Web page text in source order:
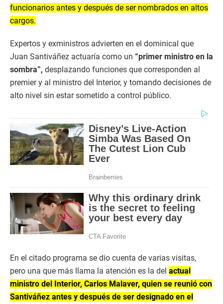
funcionarios antes y después de ser nombrados en altos
cargos.
Expertos y exministros advierten en el dominical que
Juan Santiváñez actuaría como un “primer ministro en la
sombra”, desplazando funciones que corresponden al
premier y al ministro del Interior, y tomando decisiones de
alto nivel sin estar sometido a control público.
En el citado programa se dio cuenta de varias visitas,
pero una que más llama la atención es la del actual
ministro del Interior, Carlos Malaver, quien se reunió con
Santiváñez antes y después de ser designado en el